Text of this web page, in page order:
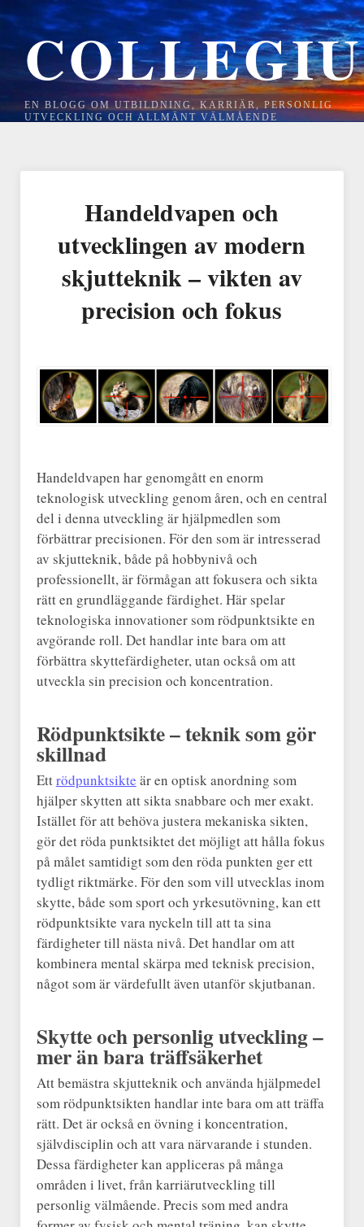
EN BLOGG OM UTBILDNING, KARRIÄR, PERSONLIG
UTVECKLING OCH ALLMÄNT VÄLMÅENDE
Handeldvapen och
utvecklingen av modern
skjutteknik – vikten av
precision och fokus
Handeldvapen har genomgått en enorm
teknologisk utveckling genom åren, och en central
del i denna utveckling är hjälpmedlen som
förbättrar precisionen. För den som är intresserad
av skjutteknik, både på hobbynivå och
professionellt, är förmågan att fokusera och sikta
rätt en grundläggande färdighet. Här spelar
teknologiska innovationer som rödpunktsikte en
avgörande roll. Det handlar inte bara om att
förbättra skyttefärdigheter, utan också om att
utveckla sin precision och koncentration.
Rödpunktsikte – teknik som gör
skillnad
Ettrödpunktsikte är en optisk anordning som
hjälper skytten att sikta snabbare och mer exakt.
Istället för att behöva justera mekaniska sikten,
gör det röda punktsiktet det möjligt att hålla fokus
på målet samtidigt som den röda punkten ger ett
tydligt riktmärke. För den som vill utvecklas inom
skytte, både som sport och yrkesutövning, kan ett
rödpunktsikte vara nyckeln till att ta sina
färdigheter till nästa nivå. Det handlar om att
kombinera mental skärpa med teknisk precision,
något som är värdefullt även utanför skjutbanan.
Skytte och personlig utveckling –
mer än bara träffsäkerhet
Att bemästra skjutteknik och använda hjälpmedel
som rödpunktsikten handlar inte bara om att träffa
rätt. Det är också en övning i koncentration,
självdisciplin och att vara närvarande i stunden.
Dessa färdigheter kan appliceras på många
områden i livet, från karriärutveckling till
personlig välmående. Precis som med andra